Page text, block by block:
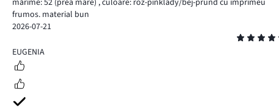
frumos. material bun
2026-07-21
5
EUGENIA